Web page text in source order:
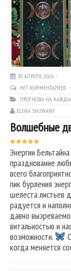
30 АПРЕЛЯ, 2026
НЕТ КОММЕНТАРИЕВ
ПРОГНОЗЫ НА
ELENA SHUWANY
Волшебные
Энергии
празднование
всего
пик бурления
шелеста листьев
радуется и
давно
витальностью и
возможности.
когда меняется